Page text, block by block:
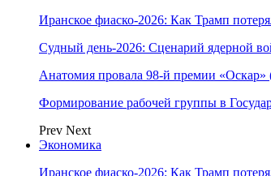
Иранское фиаско-2026: Как Трамп
Судный день-2026: Сценарий ядерной
Анатомия провала 98-й премии «Оскар»
Формирование рабочей группы в
Prev Next
Экономика
Иранское фиаско-2026: Как Трамп